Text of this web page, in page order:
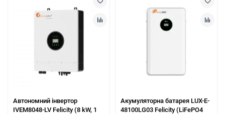
Автономний інвертор
IVEM8048-LV Felicity (8 kW, 1
Акумуляторна батарея LUX-E-
48100LG03 Felicity (LiFePO4